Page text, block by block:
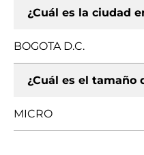
¿Cuál es la ciudad
BOGOTA D.C.
¿Cuál es el tamaño
MICRO